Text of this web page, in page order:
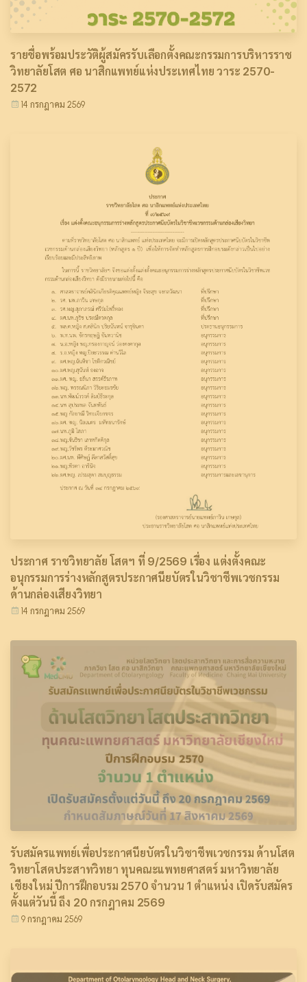
รายชื่อพร้อมประวัติผู้สมัครรับเลือกตั้งคณะกรรมการบริหารราช
วิทยาลัยโสต ศอ นาสิกแพทย์แห่งประเทศไทย วาระ 2570-
2572
14 กรกฎาคม 2569
ประกาศ ราชวิทยาลัย โสตฯ ที่ 9/2569 เรื่อง แต่งตั้งคณะ
อนุกรรมการร่างหลักสูตรประกาศนียบัตรในวิชาชีพเวชกรรม
ด้านกล่องเสียงวิทยา
14 กรกฎาคม 2569
รับสมัครแพทย์เพื่อประกาศนียบัตรในวิชาชีพเวชกรรม ด้านโสต
วิทยาโสตประสาทวิทยา ทุนคณะแพทยศาสตร์ มหาวิทยาลัย
เชียงใหม่ ปีการฝึกอบรม 2570 จำนวน 1 ตำแหน่ง เปิดรับสมัคร
ตั้งแต่วันนี้ ถึง 20 กรกฎาคม 2569
9 กรกฎาคม 2569